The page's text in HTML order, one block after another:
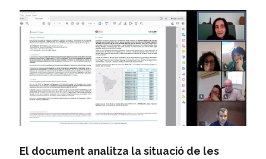
El document analitza la situació de les